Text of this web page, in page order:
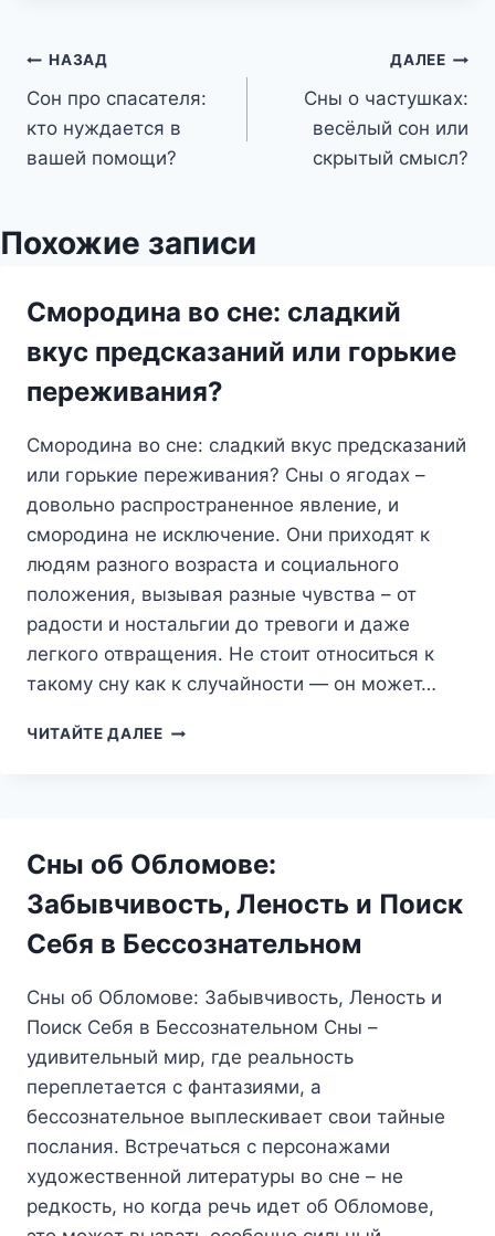
Навигация
по
записям
НАЗАД
Сон про спасателя:
кто нуждается в
вашей помощи?
ДАЛЕЕ
Сны о частушках:
весёлый сон или
скрытый смысл?
Похожие записи
Смородина во сне: сладкий
вкус предсказаний или горькие
переживания?
Смородина во сне: сладкий вкус предсказаний
или горькие переживания? Сны о ягодах –
довольно распространенное явление, и
смородина не исключение. Они приходят к
людям разного возраста и социального
положения, вызывая разные чувства – от
радости и ностальгии до тревоги и даже
легкого отвращения. Не стоит относиться к
такому сну как к случайности — он может…
ЧИТАЙТЕ ДАЛЕЕСМОРОДИНА
ИЛИ
ПЕРЕЖИВАНИЯ?
Сны об Обломове:
Забывчивость, Леность и Поиск
Себя в Бессознательном
Сны об Обломове: Забывчивость, Леность и
Поиск Себя в Бессознательном Сны –
удивительный мир, где реальность
переплетается с фантазиями, а
бессознательное выплескивает свои тайные
послания. Встречаться с персонажами
художественной литературы во сне – не
редкость, но когда речь идет об Обломове,